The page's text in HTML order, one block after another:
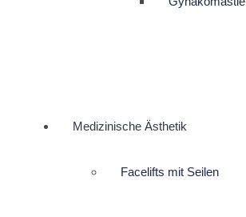
Medizinische Ästhetik
Facelifts mit Seilen